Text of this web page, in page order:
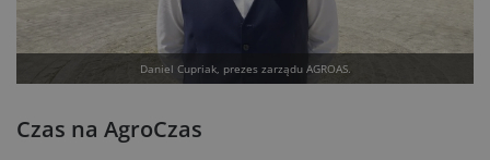
Daniel Cupriak, prezes zarządu AGROAS.
Czas na AgroCzas